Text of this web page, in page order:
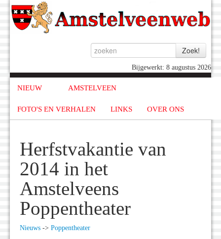
Bijgewerkt: 8 augustus 2026
NIEUW AMSTELVEEN
FOTO'S EN VERHALEN LINKS OVER ONS
Herfstvakantie van
2014 in het
Amstelveens
Poppentheater
Nieuws -> Poppentheater